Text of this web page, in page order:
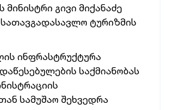
გივი მიქანაძე
ტურიზმის
ინფრასტრუქტურა
საქმიანობას
სამუშაო შეხვედრა